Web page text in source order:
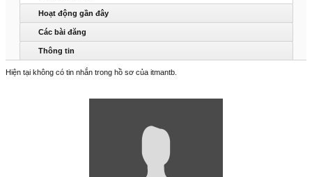
Hoạt động gần đây
Các bài đăng
Thông tin
Hiện tại không có tin nhắn trong hồ sơ của itmantb.